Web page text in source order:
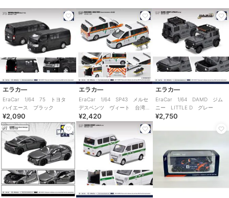
エラカ―
EraCar 1/64 75 トヨタ
ハイエース ブラック
¥2,090
エラカ―
EraCar 1/64 SP43 メルセ
デスベンツ ヴィート 台湾
救急 阿仙號 ストレッチャ
ー付
¥2,420
エラカ―
EraCar 1/64 DAMD ジム
ニー LITTLE D グレー
¥2,750